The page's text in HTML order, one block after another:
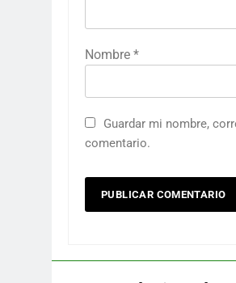
Nombre *
Guardar mi nombre,
comentario.